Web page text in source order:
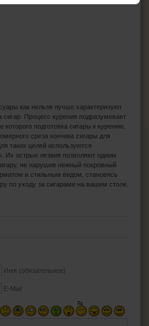
как нельзя лучше характеризуют
сигар. Процесс курения подразумевает
подготовка сигары к курению.
среза кончика сигары для
таких целей используются
Их острые лезвия позволяют одним
не нарушив нежный покровный
и стильным видом, становясь
по уходу за сигарами на вашем столе.
Имя (обязательное)
E-Mail